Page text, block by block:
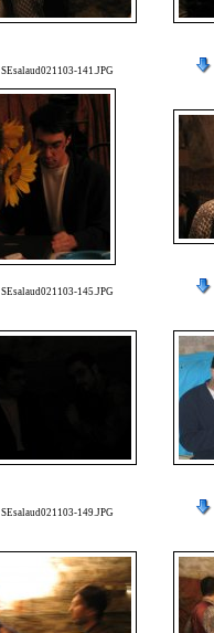
SEsalaud021103-141.JPG
SEsalaud021103-145.JPG
SEsalaud021103-149.JPG